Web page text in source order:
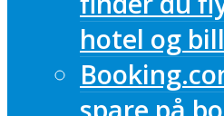
hotel og